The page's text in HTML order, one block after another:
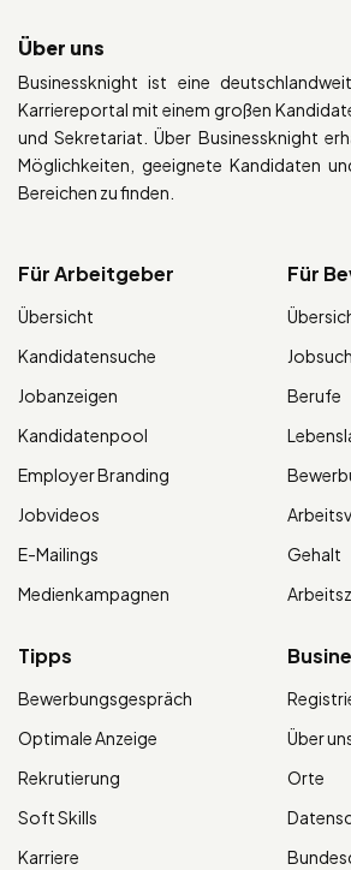
Über uns
Businessknight ist eine
Karriereportal mit einem großen
und Sekretariat. Über Businessknight
Möglichkeiten, geeignete Kandidaten
Bereichen zu finden.
Für Arbeitgeber
Übersicht
Kandidatensuche
Jobanzeigen
Kandidatenpool
Employer Branding
Jobvideos
E-Mailings
Medienkampagnen
Für
Berufe
Gehalt
Tipps
Bewerbungsgespräch
Optimale Anzeige
Rekrutierung
Soft Skills
Karriere
Über
Orte